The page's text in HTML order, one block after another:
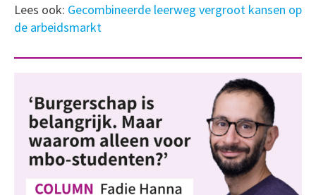
Lees ook: Gecombineerde leerweg vergroot kansen op
de arbeidsmarkt